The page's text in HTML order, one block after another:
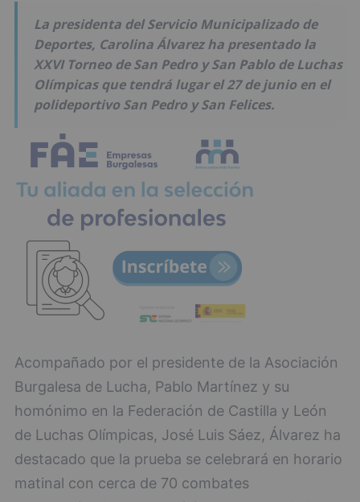
La presidenta del Servicio Municipalizado de
Deportes, Carolina Álvarez ha presentado la
XXVI Torneo de San Pedro y San Pablo de Luchas
Olímpicas que tendrá lugar el 27 de junio en el
polideportivo San Pedro y San Felices.
Acompañado por el presidente de la Asociación
Burgalesa de Lucha, Pablo Martínez y su
homónimo en la Federación de Castilla y León
de Luchas Olímpicas, José Luis Sáez, Álvarez ha
destacado que la prueba se celebrará en horario
matinal con cerca de 70 combates